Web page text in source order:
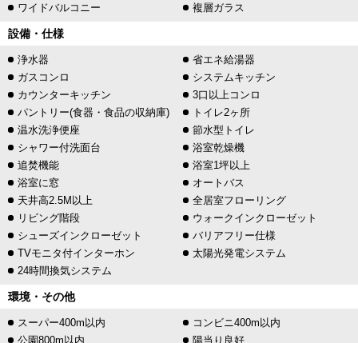
ワイドバルコニー
複層ガラス
設備・仕様
浄水器
省エネ給湯器
ガスコンロ
システムキッチン
カウンターキッチン
3口以上コンロ
パントリー(食器・食品の収納庫)
トイレ2ヶ所
温水洗浄便座
節水型トイレ
シャワー付洗面台
浴室乾燥機
追焚機能
浴室1坪以上
浴室に窓
オートバス
天井高2.5M以上
全居室フローリング
リビング階段
ウォークインクローゼット
シューズインクローゼット
バリアフリー仕様
TVモニタ付インターホン
太陽光発電システム
24時間換気システム
環境・その他
スーパー400m以内
コンビニ400m以内
公園800m以内
陽当り良好